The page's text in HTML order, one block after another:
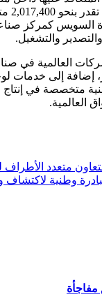
لقناة السويس
والتشغيل.
التي تأسست عام 1956، تُعد من
إضافة إلى خدمات
متخصصة في إنتاج
العالمية.
متعدد
مفاجأة